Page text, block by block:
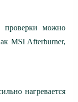
проверки можно
MSI Afterburner,
нагревается